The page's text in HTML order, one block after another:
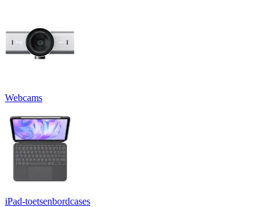
Webcams
iPad-toetsenbordcases